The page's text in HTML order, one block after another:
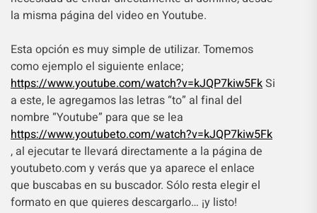
la misma página del video en Youtube.
Esta opción es muy simple de utilizar. Tomemos
como ejemplo el siguiente enlace;
https://www.youtube.com/watch?v=kJQP7kiw5FkSi
a este, le agregamos las letras “to” al final del
nombre “Youtube” para que se lea
https://www.youtubeto.com/watch?v=kJQP7kiw5Fk
, al ejecutar te llevará directamente a la página de
youtubeto.com y verás que ya aparece el enlace
que buscabas en su buscador. Sólo resta elegir el
formato en que quieres descargarlo… ¡y listo!